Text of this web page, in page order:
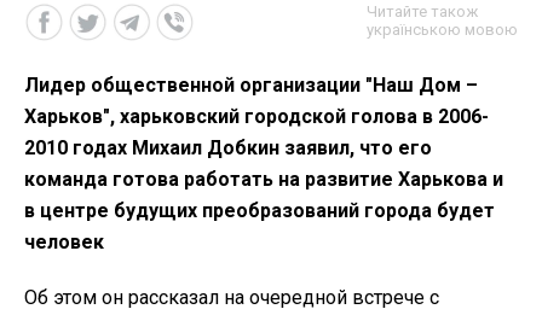
Читайте також
українською мовою
Лидер общественной организации "Наш Дом –
Харьков", харьковский городской голова в 2006-
2010 годах Михаил Добкин заявил, что его
команда готова работать на развитие Харькова и
в центре будущих преобразований города будет
человек
Об этом он рассказал на очередной встрече с